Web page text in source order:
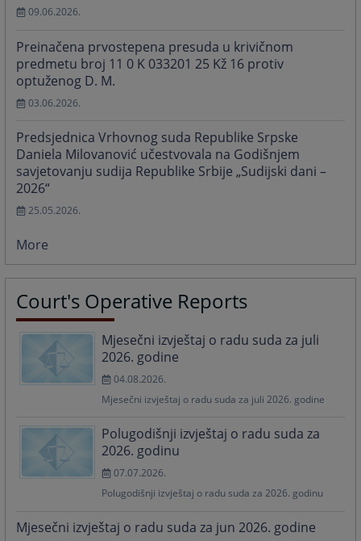
09.06.2026.
Preinačena prvostepena presuda u krivičnom
predmetu broj 11 0 K 033201 25 Kž 16 protiv
optuženog D. M.
03.06.2026.
Predsjednica Vrhovnog suda Republike Srpske
Daniela Milovanović učestvovala na Godišnjem
savjetovanju sudija Republike Srbije „Sudijski dani –
2026“
25.05.2026.
More
Court's Operative Reports
Mjesečni izvještaj o radu suda za juli
2026. godine
04.08.2026.
Mjesečni izvještaj o radu suda za juli 2026. godine
Polugodišnji izvještaj o radu suda za
2026. godinu
07.07.2026.
Polugodišnji izvještaj o radu suda za 2026. godinu
Mjesečni izvještaj o radu suda za jun 2026. godine